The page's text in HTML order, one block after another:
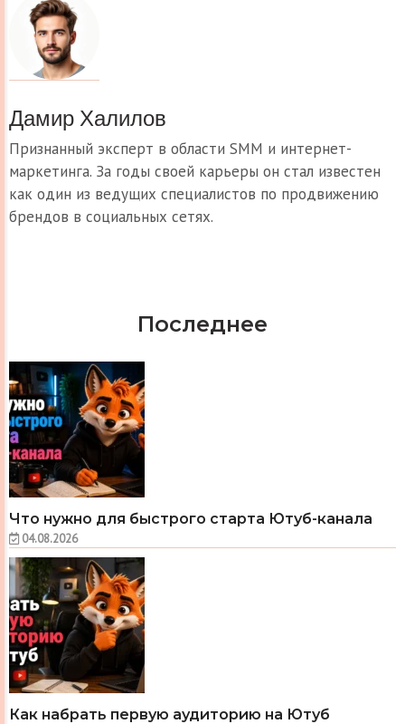
Дамир Халилов
Признанный эксперт в области SMM и интернет-
маркетинга. За годы своей карьеры он стал известен
как один из ведущих специалистов по продвижению
брендов в социальных сетях.
Последнее
Что нужно для быстрого старта Ютуб-канала
04.08.2026
Как набрать первую аудиторию на Ютуб